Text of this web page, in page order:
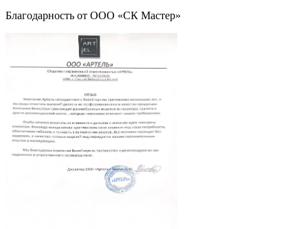
Благодарность от ООО «СК Мастер»